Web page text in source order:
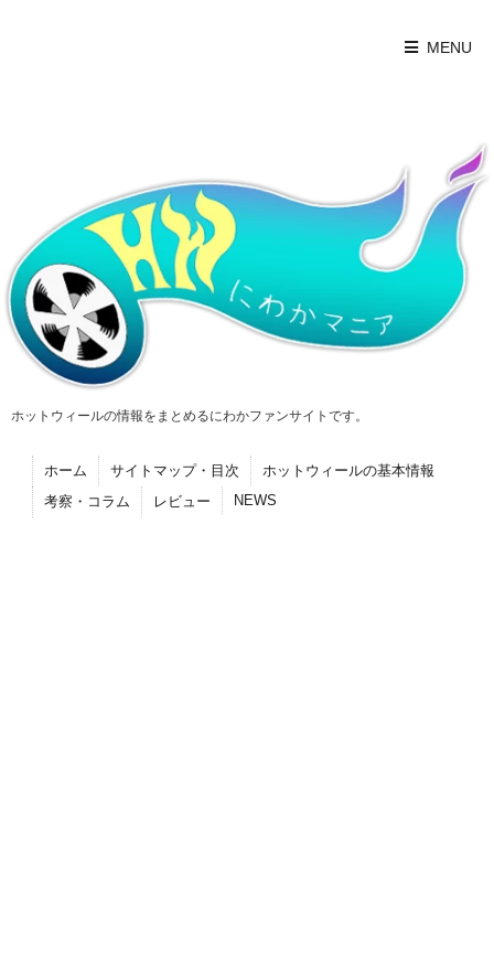
MENU
ホットウィールの情報をまとめるにわかファンサイトです。
ホーム サイトマップ・目次
ホットウィールの基本情報
考察・コラム
レビュー NEWS